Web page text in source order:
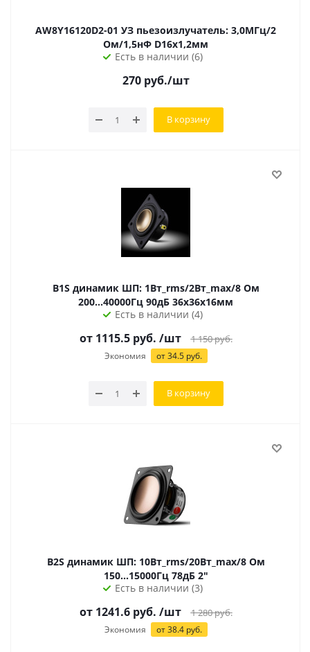
AW8Y16120D2-01 УЗ пьезоизлучатель: 3,0МГц/2
Ом/1,5нФ D16х1,2мм
Есть в наличии (6)
270руб./шт
В корзину
B1S динамик ШП: 1Вт_rms/2Вт_max/8 Ом
200...40000Гц 90дБ 36х36х16мм
Есть в наличии (4)
от 1115.5 руб. /шт 1 150руб.
Экономия от 34.5 руб.
В корзину
B2S динамик ШП: 10Вт_rms/20Вт_max/8 Ом
150...15000Гц 78дБ 2"
Есть в наличии (3)
от 1241.6 руб. /шт 1 280руб.
Экономия от 38.4 руб.